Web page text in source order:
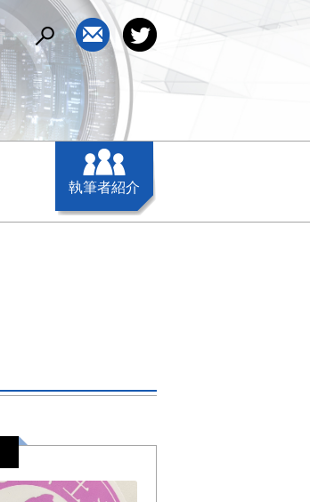
執筆者紹介